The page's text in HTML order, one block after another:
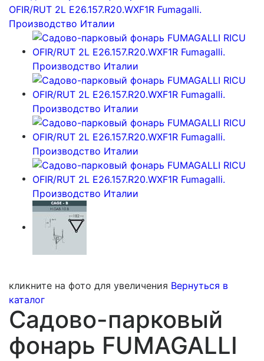
кликните на фото для увеличения Вернуться в
каталог
Садово-парковый
фонарь FUMAGALLI